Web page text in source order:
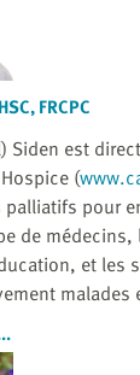
FRCPC
Siden est
(
pour
de
et les
malades